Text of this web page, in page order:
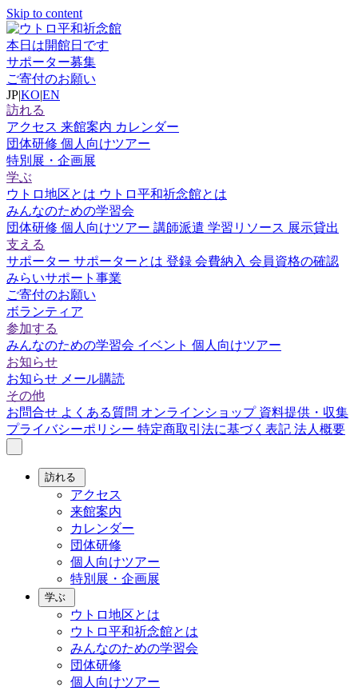
Skip to content
本日は開館日です
サポーター募集
ご寄付のお願い
JP|KO|EN
訪れる
アクセス 来館案内 カレンダー
団体研修 個人向けツアー
特別展・企画展
学ぶ
ウトロ地区とは ウトロ平和祈念館とは
みんなのための学習会
団体研修 個人向けツアー 講師派遣 学習リソース 展示貸出
支える
サポーター サポーターとは 登録 会費納入 会員資格の確認
みらいサポート事業
ご寄付のお願い
ボランティア
参加する
みんなのための学習会 イベント 個人向けツアー
お知らせ
お知らせ メール購読
その他
お問合せ よくある質問 オンラインショップ 資料提供・収集
プライバシーポリシー 特定商取引法に基づく表記 法人概要
訪れる
アクセス
来館案内
カレンダー
団体研修
個人向けツアー
特別展・企画展
学ぶ
ウトロ地区とは
ウトロ平和祈念館とは
みんなのための学習会
団体研修
個人向けツアー